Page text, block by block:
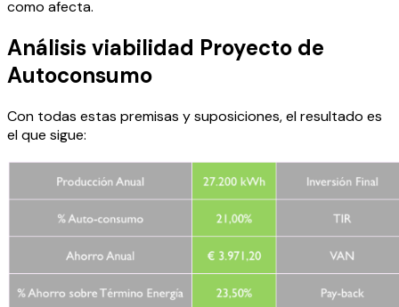
como afecta.
Análisis viabilidad Proyecto de
Autoconsumo
Con todas estas premisas y suposiciones, el resultado es
el que sigue: